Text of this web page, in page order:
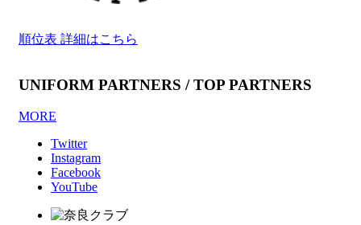
順位表 詳細はこちら
UNIFORM PARTNERS / TOP PARTNERS
MORE
Twitter
Instagram
Facebook
YouTube